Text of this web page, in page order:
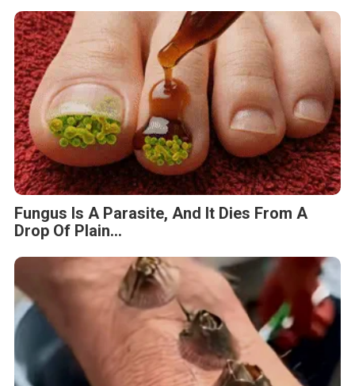
Fungus Is A Parasite, And It Dies From A
Drop Of Plain...